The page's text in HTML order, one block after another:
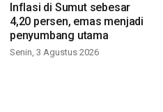
Inflasi di Sumut sebesar
4,20 persen, emas menjadi
penyumbang utama
Senin, 3 Agustus 2026